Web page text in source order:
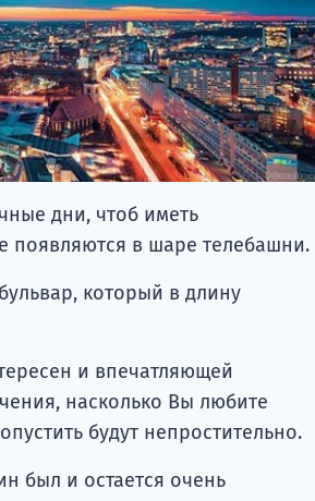
дни, чтоб иметь
появляются в шаре телебашни.
который в длину
и впечатляющей
насколько Вы любите
будут непростительно.
был и остается очень